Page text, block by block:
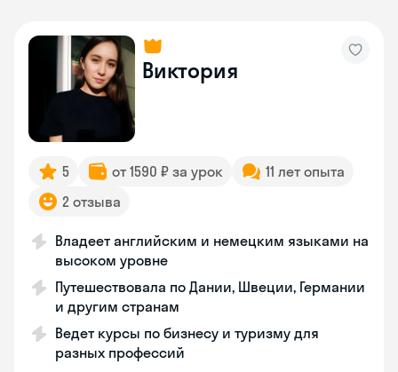
Виктория
5 от 1590 ₽ за урок
11 лет опыта
2 отзыва
Владеет английским и немецким языками на
высоком уровне
Путешествовала по Дании, Швеции, Германии
и другим странам
Ведет курсы по бизнесу и туризму для
разных профессий